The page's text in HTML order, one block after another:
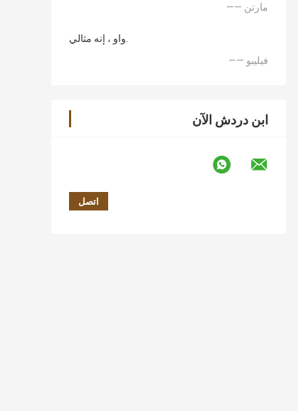
—— مارتن
واو ، إنه مثالي.
—— فيليبو
ابن دردش الآن